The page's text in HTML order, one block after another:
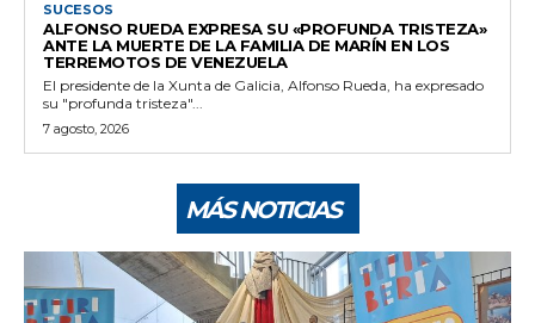
SUCESOS
ALFONSO RUEDA EXPRESA SU «PROFUNDA TRISTEZA»
ANTE LA MUERTE DE LA FAMILIA DE MARÍN EN LOS
TERREMOTOS DE VENEZUELA
El presidente de la Xunta de Galicia, Alfonso Rueda, ha expresado
su "profunda tristeza"...
7 agosto, 2026
MÁS NOTICIAS